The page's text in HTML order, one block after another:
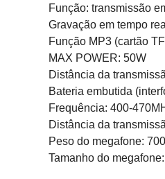
Função: transmissão
Gravação em tempo
Função MP3 (cartão
MAX POWER: 50W
Distância da
Bateria embutida
Frequência: 400-
Distância da
Peso do megafone:
Tamanho do